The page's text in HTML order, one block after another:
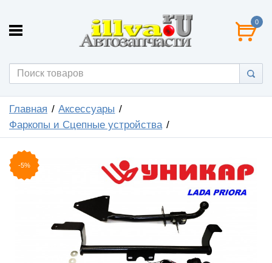
0
Главная
Аксессуары
Фаркопы и Сцепные устройства
-5%